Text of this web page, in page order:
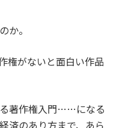
か。
がないと面白い作品
る著作権入門……になる
済のあり方まで、あら